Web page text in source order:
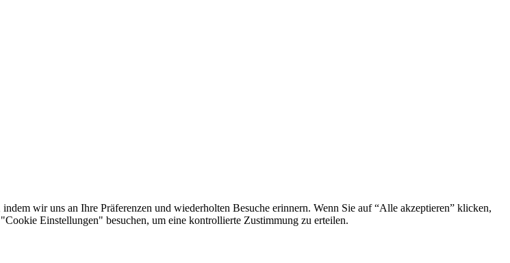
wir uns an Ihre Präferenzen und wiederholten Besuche erinnern. Wenn Sie auf “Alle akzeptieren” klicken,
Einstellungen" besuchen, um eine kontrollierte Zustimmung zu erteilen.